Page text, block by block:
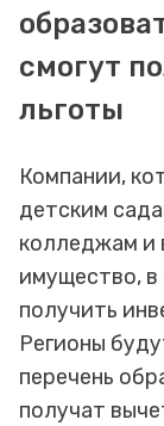
смогут
льготы
Компании,
детским
колледжам и
имущество, в
получить
Регионы
перечень
получат